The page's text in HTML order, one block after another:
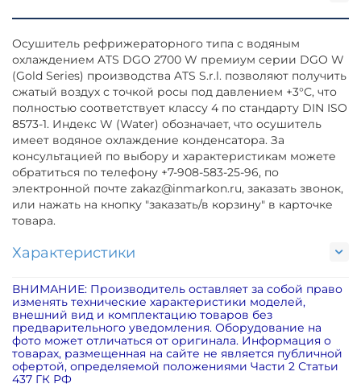
Осушитель рефрижераторного типа с водяным
охлаждением ATS DGO 2700 W премиум серии DGO W
(Gold Series) производства ATS S.r.l. позволяют получить
сжатый воздух с точкой росы под давлением +3°С, что
полностью соответствует классу 4 по стандарту DIN ISO
8573-1. Индекс W (Water) обозначает, что осушитель
имеет водяное охлаждение конденсатора. За
консультацией по выбору и характеристикам можете
обратиться по телефону +7-908-583-25-96, по
электронной почте zakaz@inmarkon.ru, заказать звонок,
или нажать на кнопку "заказать/в корзину" в карточке
товара.
Характеристики
ВНИМАНИЕ: Производитель оставляет за собой право
изменять технические характеристики моделей,
внешний вид и комплектацию товаров без
предварительного уведомления. Оборудование на
фото может отличаться от оригинала. Информация о
товарах, размещенная на сайте не является публичной
офертой, определяемой положениями Части 2 Статьи
437 ГК РФ